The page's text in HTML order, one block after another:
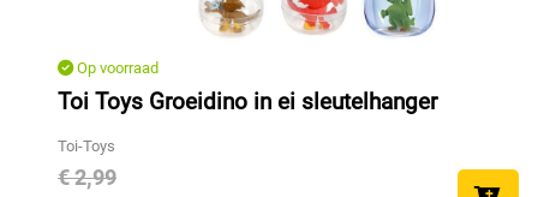
Op voorraad
Toi Toys Groeidino in ei sleutelhanger
Toi-Toys
€ 2,99